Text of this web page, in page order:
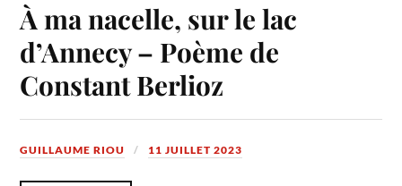
À ma nacelle, sur le lac
d’Annecy – Poème de
Constant Berlioz
GUILLAUME RIOU 11 JUILLET 2023